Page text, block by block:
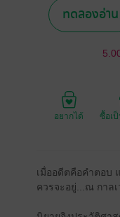
ทดลองอ่าน
อยากได้ ซื้อเ
เมื่ออดีตคือคำตอบ
ควรจะอยู่...ณ กาลเ